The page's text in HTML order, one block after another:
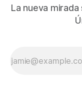
La nueva